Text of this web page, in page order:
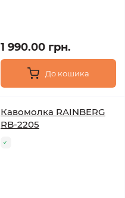
1 990.00 грн.
До кошика
Кавомолка RAINBERG
RB-2205